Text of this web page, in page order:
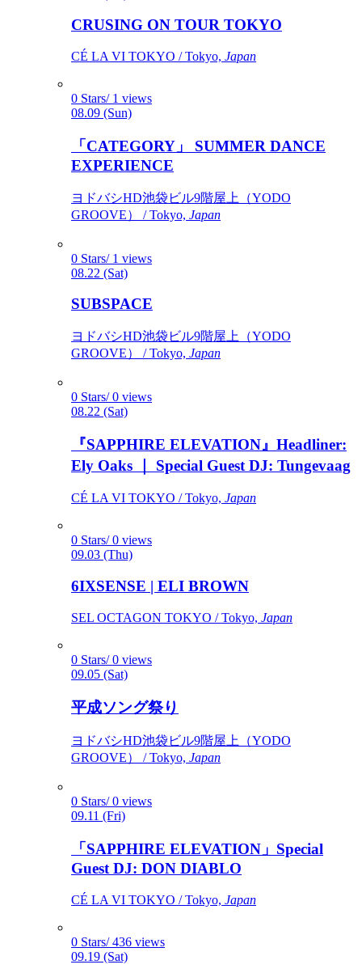
CRUSING ON TOUR TOKYO
CÉ LA VI TOKYO / Tokyo, Japan
0 Stars/ 1 views
08.09 (Sun)
「CATEGORY」 SUMMER DANCE
EXPERIENCE
ヨドバシHD池袋ビル9階屋上（YODO
GROOVE） / Tokyo, Japan
0 Stars/ 1 views
08.22 (Sat)
SUBSPACE
ヨドバシHD池袋ビル9階屋上（YODO
GROOVE） / Tokyo, Japan
0 Stars/ 0 views
08.22 (Sat)
『SAPPHIRE ELEVATION』Headliner:
Ely Oaks ｜ Special Guest DJ: Tungevaag
CÉ LA VI TOKYO / Tokyo, Japan
0 Stars/ 0 views
09.03 (Thu)
6IXSENSE | ELI BROWN
SEL OCTAGON TOKYO / Tokyo, Japan
0 Stars/ 0 views
09.05 (Sat)
平成ソング祭り
ヨドバシHD池袋ビル9階屋上（YODO
GROOVE） / Tokyo, Japan
0 Stars/ 0 views
09.11 (Fri)
「SAPPHIRE ELEVATION」Special
Guest DJ: DON DIABLO
CÉ LA VI TOKYO / Tokyo, Japan
0 Stars/ 436 views
09.19 (Sat)